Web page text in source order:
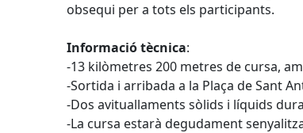
obsequi per a tots els participants.
Informació tècnica:
-13 kilòmetres 200 metres de cursa,
-Sortida i arribada a la Plaça de Sant
-Dos avituallaments sòlids i líquids
-La cursa estarà degudament